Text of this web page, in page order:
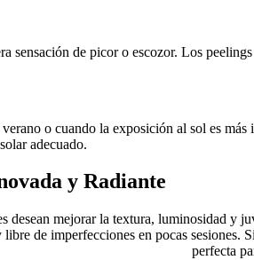
sensación de picor o escozor. Los
o cuando la exposición al sol es
adecuado.
y Radiante
mejorar la textura, luminosidad y
de imperfecciones en pocas
perfecta